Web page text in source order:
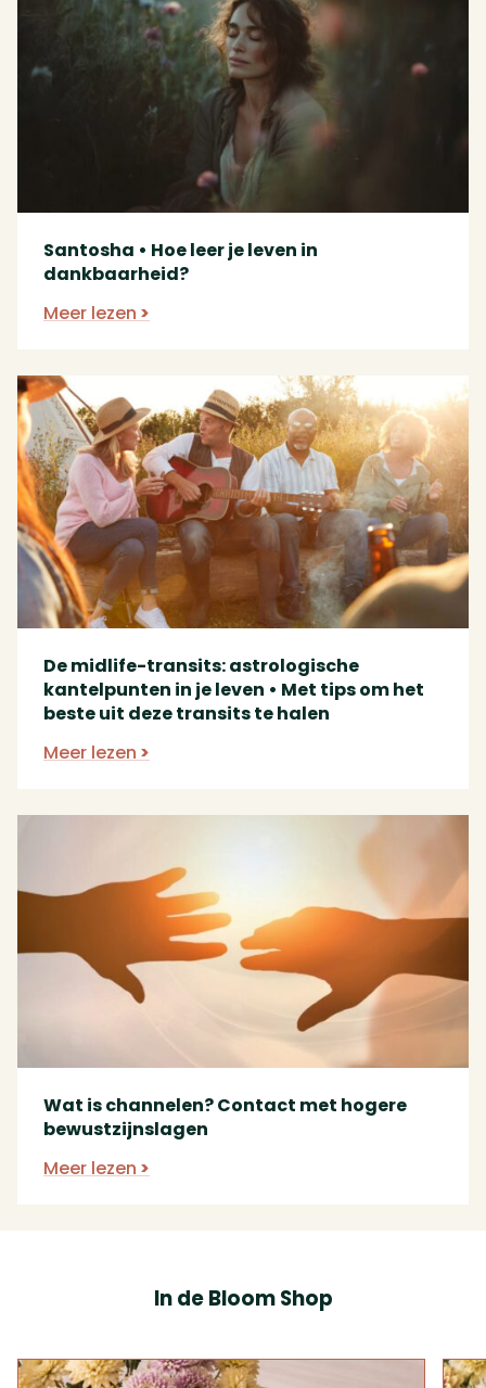
Santosha • Hoe leer je leven in
dankbaarheid?
Meer lezen
De midlife-transits: astrologische
kantelpunten in je leven • Met tips om het
beste uit deze transits te halen
Meer lezen
Wat is channelen? Contact met hogere
bewustzijnslagen
Meer lezen
In de Bloom Shop